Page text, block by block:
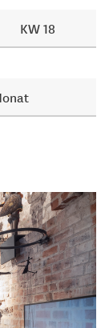
KW 18